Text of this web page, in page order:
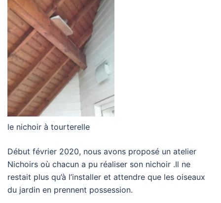
le nichoir à tourterelle
Début février 2020, nous avons proposé un atelier
Nichoirs où chacun a pu réaliser son nichoir .Il ne
restait plus qu’à l’installer et attendre que les oiseaux
du jardin en prennent possession.